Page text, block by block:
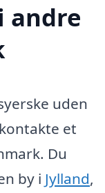
andre
uden
et
Du
by i Jylland,